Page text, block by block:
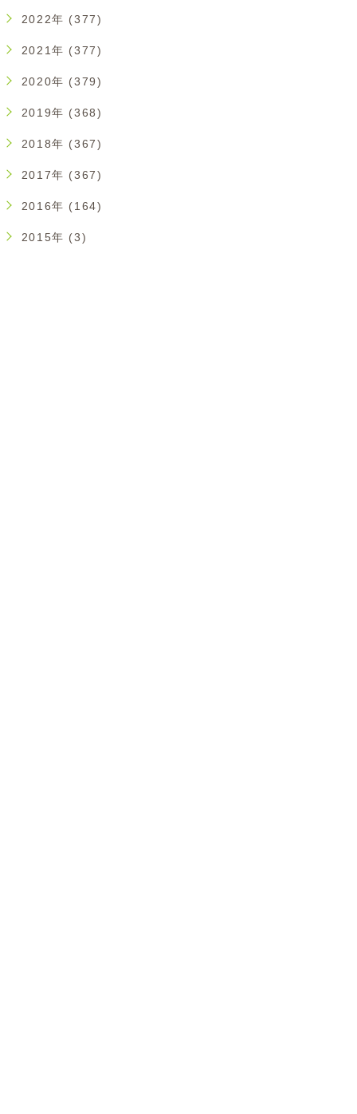
2022年 (377)
2021年 (377)
2020年 (379)
2019年 (368)
2018年 (367)
2017年 (367)
2016年 (164)
2015年 (3)